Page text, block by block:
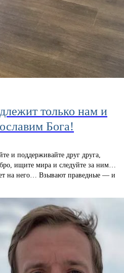
только нам и
Бога!
и поддерживайте друг друга,
ищите мира и следуйте за ним…
на него… Взывают праведные — и